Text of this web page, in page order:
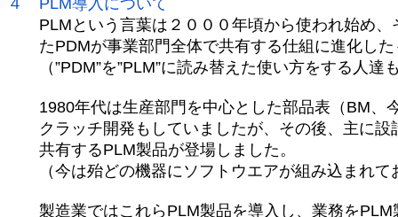
４ PLM導入について
PLMという言葉は２０００年頃から使われ始め、
たPDMが事業部門全体で共有する仕組に進化した
（”PDM”を”PLM”に読み替えた使い方をする人達
1980年代は生産部門を中心とした部品表（BM、
クラッチ開発もしていましたが、その後、主に設
共有するPLM製品が登場しました。
（今は殆どの機器にソフトウエアが組み込まれて
製造業ではこれらPLM製品を導入し、業務をPLM